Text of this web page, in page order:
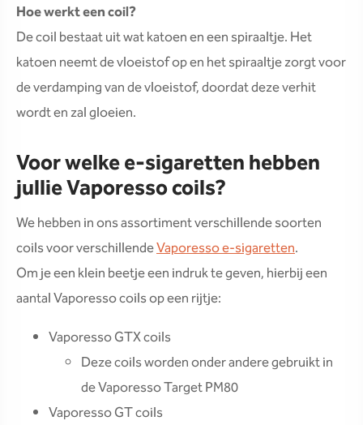
Hoe werkt een coil?
De coil bestaat uit wat katoen en een spiraaltje. Het
katoen neemt de vloeistof op en het spiraaltje zorgt voor
de verdamping van de vloeistof, doordat deze verhit
wordt en zal gloeien.
Voor welke e-sigaretten hebben
jullie Vaporesso coils?
We hebben in ons assortiment verschillende soorten
coils voor verschillendeVaporesso e-sigaretten.
Om je een klein beetje een indruk te geven, hierbij een
aantal Vaporesso coils op een rijtje:
Vaporesso GTX coils
Deze coils worden onder andere gebruikt in
de Vaporesso Target PM80
Vaporesso GT coils